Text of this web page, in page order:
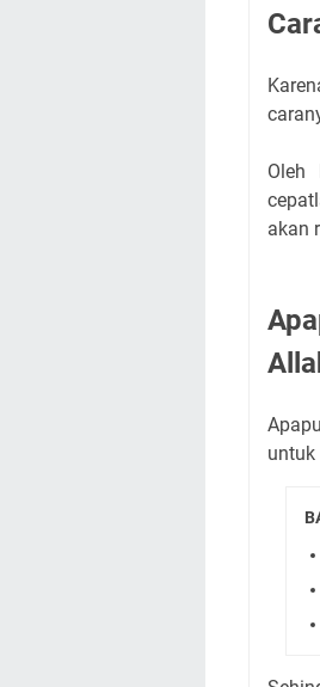
Oleh
akan
untuk